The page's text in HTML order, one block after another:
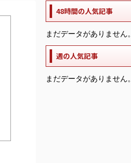
48時間の人気記事
まだデータがありません。
週の人気記事
まだデータがありません。